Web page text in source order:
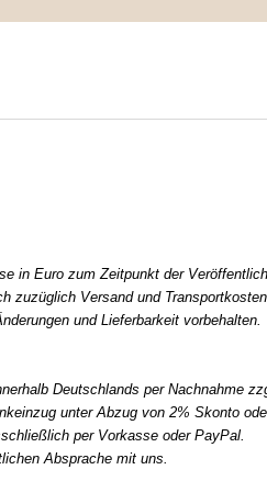
in Euro zum Zeitpunkt der
zuzüglich Versand und
und Lieferbarkeit vorbehalten.
Deutschlands per Nachnahme
unter Abzug von 2% Skonto
per Vorkasse oder PayPal.
Absprache mit uns.